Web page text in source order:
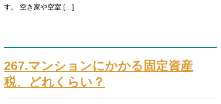
す。 空き家や空室 […]
267.マンションにかかる固定資産
税、どれくらい？